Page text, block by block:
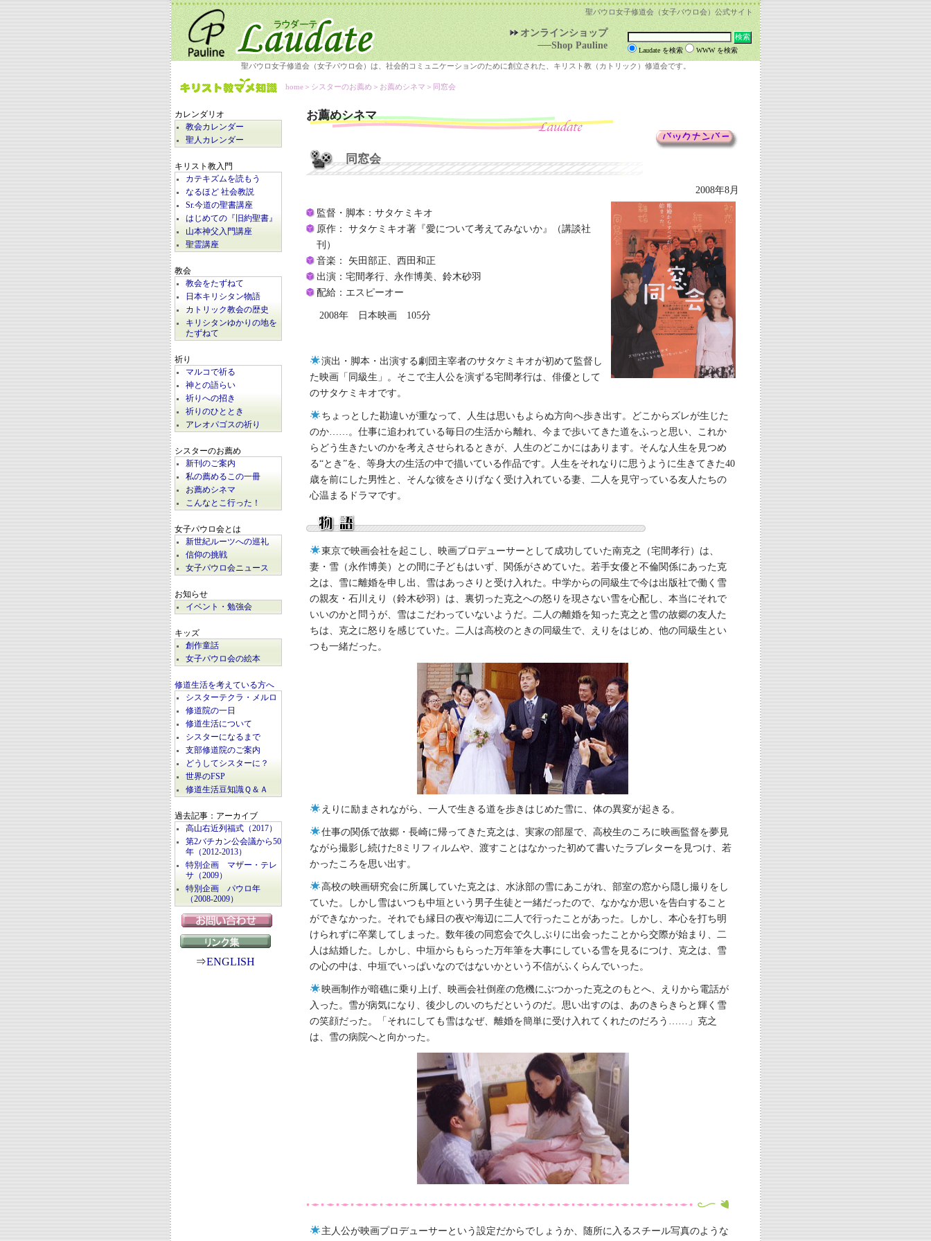
聖パウロ女子修道会（女子パウロ会）公式サイト
オンラインショップ
──Shop Pauline
Laudate を検索 WWW を検索
聖パウロ女子修道会（女子パウロ会）は、社会的コミュニケーションのために創立された、キリスト教（カトリック）修道会です。
カレンダリオ
教会カレンダー
聖人カレンダー
キリスト教入門
カテキズムを読もう
なるほど 社会教説
Sr.今道の聖書講座
はじめての『旧約聖書』
山本神父入門講座
聖霊講座
教会
教会をたずねて
日本キリシタン物語
カトリック教会の歴史
キリシタンゆかりの地を
たずねて
祈り
マルコで祈る
神との語らい
祈りへの招き
祈りのひととき
アレオパゴスの祈り
シスターのお薦め
新刊のご案内
私の薦めるこの一冊
お薦めシネマ
こんなとこ行った！
女子パウロ会とは
新世紀ルーツへの巡礼
信仰の挑戦
女子パウロ会ニュース
お知らせ
イベント・勉強会
キッズ
創作童話
女子パウロ会の絵本
修道生活を考えている方へ
シスターテクラ・メルロ
修道院の一日
修道生活について
シスターになるまで
支部修道院のご案内
どうしてシスターに？
世界のFSP
修道生活豆知識Ｑ＆Ａ
過去記事：アーカイブ
高山右近列福式（2017）
第2バチカン公会議から50
年（2012-2013）
特別企画 マザー・テレ
サ（2009）
特別企画 パウロ年
（2008-2009）
⇒ENGLISH
home ＞シスターのお薦め＞ お薦めシネマ ＞同窓会
お薦めシネマ
同窓会
2008年8月
監督・脚本：サタケミキオ
原作： サタケミキオ著『愛について考えてみないか』（講談社
刊）
音楽： 矢田部正、西田和正
出演：宅間孝行、永作博美、鈴木砂羽
配給：エスピーオー
2008年 日本映画 105分
演出・脚本・出演する劇団主宰者のサタケミキオが初めて監督し
た映画「同級生」。そこで主人公を演ずる宅間孝行は、俳優として
のサタケミキオです。
ちょっとした勘違いが重なって、人生は思いもよらぬ方向へ歩き出す。どこからズレが生じた
のか……。仕事に追われている毎日の生活から離れ、今まで歩いてきた道をふっと思い、これか
らどう生きたいのかを考えさせられるときが、人生のどこかにはあります。そんな人生を見つめ
る“とき”を、等身大の生活の中で描いている作品です。人生をそれなりに思うように生きてきた40
歳を前にした男性と、そんな彼をさりげなく受け入れている妻、二人を見守っている友人たちの
心温まるドラマです。
東京で映画会社を起こし、映画プロデューサーとして成功していた南克之（宅間孝行）は、
妻・雪（永作博美）との間に子どもはいず、関係がさめていた。若手女優と不倫関係にあった克
之は、雪に離婚を申し出、雪はあっさりと受け入れた。中学からの同級生で今は出版社で働く雪
の親友・石川えり（鈴木砂羽）は、裏切った克之への怒りを現さない雪を心配し、本当にそれで
いいのかと問うが、雪はこだわっていないようだ。二人の離婚を知った克之と雪の故郷の友人た
ちは、克之に怒りを感じていた。二人は高校のときの同級生で、えりをはじめ、他の同級生とい
つも一緒だった。
えりに励まされながら、一人で生きる道を歩きはじめた雪に、体の異変が起きる。
仕事の関係で故郷・長崎に帰ってきた克之は、実家の部屋で、高校生のころに映画監督を夢見
ながら撮影し続けた8ミリフィルムや、渡すことはなかった初めて書いたラブレターを見つけ、若
かったころを思い出す。
高校の映画研究会に所属していた克之は、水泳部の雪にあこがれ、部室の窓から隠し撮りをし
ていた。しかし雪はいつも中垣という男子生徒と一緒だったので、なかなか思いを告白すること
ができなかった。それでも縁日の夜や海辺に二人で行ったことがあった。しかし、本心を打ち明
けられずに卒業してしまった。数年後の同窓会で久しぶりに出会ったことから交際が始まり、二
人は結婚した。しかし、中垣からもらった万年筆を大事にしている雪を見るにつけ、克之は、雪
の心の中は、中垣でいっぱいなのではないかという不信がふくらんでいった。
映画制作が暗礁に乗り上げ、映画会社倒産の危機にぶつかった克之のもとへ、えりから電話が
入った。雪が病気になり、後少しのいのちだというのだ。思い出すのは、あのきらきらと輝く雪
の笑顔だった。「それにしても雪はなぜ、離婚を簡単に受け入れてくれたのだろう……」克之
は、雪の病院へと向かった。
主人公が映画プロデューサーという設定だからでしょうか、随所に入るスチール写真のような